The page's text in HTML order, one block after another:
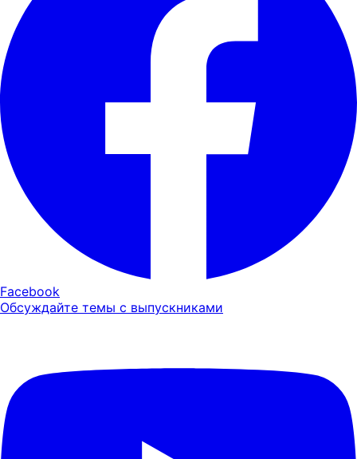
Facebook
Обсуждайте темы с выпускниками